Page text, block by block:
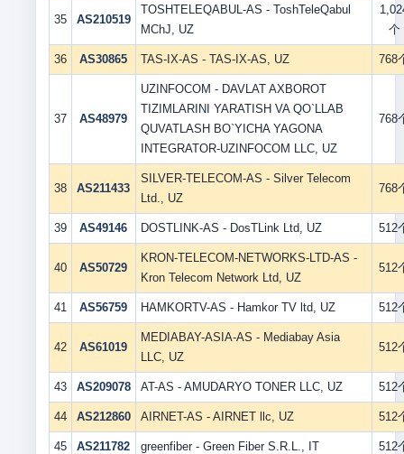
35 AS210519
TOSHTELEQABUL-AS - ToshTeleQabul
MChJ, UZ
个
36 AS30865 TAS-IX-AS - TAS-IX-AS, UZ 768
37 AS48979
UZINFOCOM - DAVLAT AXBOROT
TIZIMLARINI YARATISH VA QO`LLAB
QUVATLASH BO`YICHA YAGONA
INTEGRATOR-UZINFOCOM LLC, UZ
768
38 AS211433
SILVER-TELECOM-AS - Silver Telecom
Ltd., UZ
768
39 AS49146 DOSTLINK-AS - DosTLink Ltd, UZ 512
40 AS50729
KRON-TELECOM-NETWORKS-LTD-AS -
Kron Telecom Network Ltd, UZ
512
41 AS56759 HAMKORTV-AS - Hamkor TV ltd, UZ 512
42 AS61019
MEDIABAY-ASIA-AS - Mediabay Asia
LLC, UZ
512
43 AS209078 AT-AS - AMUDARYO TONER LLC, UZ 512
44 AS212860 AIRNET-AS - AIRNET llc, UZ 512
45 AS211782 greenfiber - Green Fiber S.R.L., IT 512